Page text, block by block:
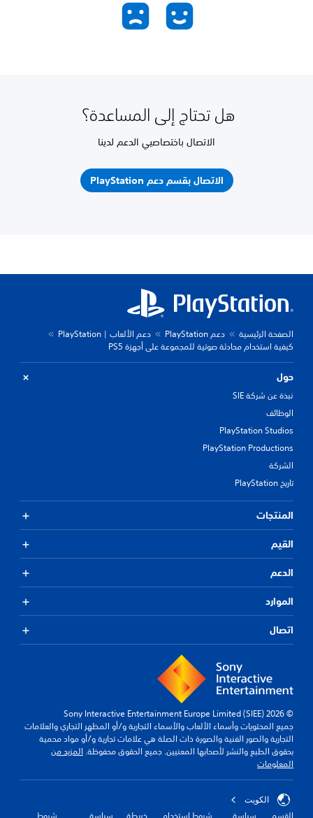
هل تحتاج إلى المساعدة؟
الاتصال باختصاصيي الدعم لدينا
الاتصال بقسم دعم PlayStation
الصفحة الرئيسية دعم PlayStation
دعم الألعاب | PlayStation
كيفية استخدام محادثة صوتية للمجموعة على أجهزة PS5
حول
نبذة عن شركة SIE
الوظائف
PlayStation Studios
PlayStation Productions
الشركة
تاريخ PlayStation
المنتجات
القيم
الدعم
الموارد
اتصال
© 2026 Sony Interactive Entertainment Europe Limited (SIEE)
جميع المحتويات وأسماء الألعاب والأسماء التجارية و/أو المظهر التجاري والعلامات
التجارية والصور الفنية والصورة ذات الصلة هي علامات تجارية و/أو مواد محمية
بحقوق الطبع والنشر لأصحابها المعنيين. جميع الحقوق محفوظة.المزيد من
المعلومات
الكويت‎
القسم سياسة شروط استخدام خريطة سياسة شروط